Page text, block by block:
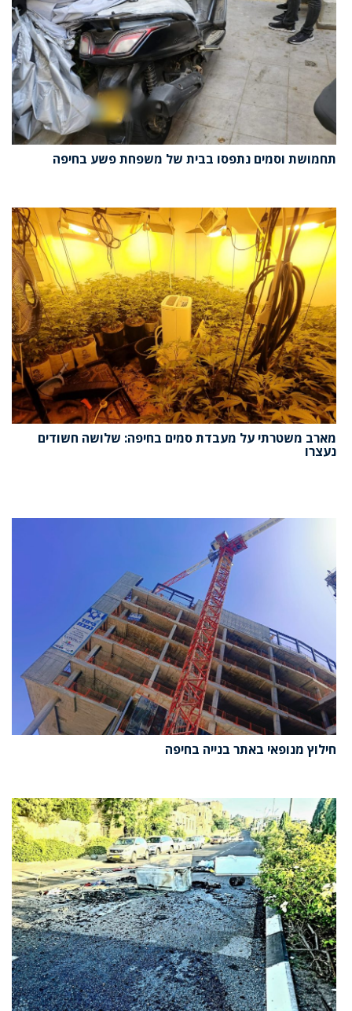
תחמושת וסמים נתפסו בבית של משפחת פשע בחיפה
מארב משטרתי על מעבדת סמים בחיפה: שלושה חשודים
נעצרו
חילוץ מנופאי באתר בנייה בחיפה